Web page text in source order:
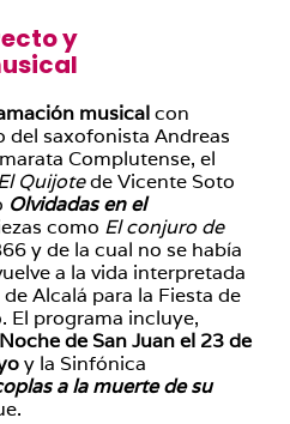
y
musicalcon
del saxofonista Andreas
Complutense, el
Quijotede Vicente Soto
Olvidadas en el
como El conjuro de
y de la cual no se había
a la vida interpretada
Alcalá para la Fiesta de
El programa incluye,
de San Juan el 23 de
y la Sinfónica
a la muerte de su